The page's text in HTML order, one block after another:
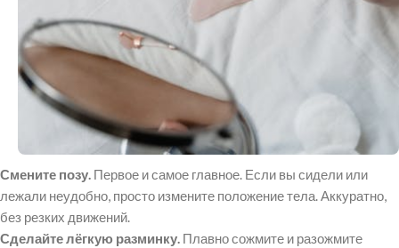
Смените позу. Первое и самое главное. Если вы сидели или
лежали неудобно, просто измените положение тела. Аккуратно,
без резких движений.
Сделайте лёгкую разминку. Плавно сожмите и разожмите